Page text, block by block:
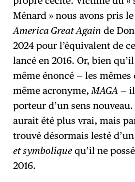
Ménard » nous avons pris
America Great Again de
2024 pour l’équivalent de
lancé en 2016. Or, bien qu’il
même énoncé — les
même acronyme,MAGA —
porteur d’un sens
aurait été plus vrai, mais
trouvé désormais lesté
et symboliquequ’il ne
2016.